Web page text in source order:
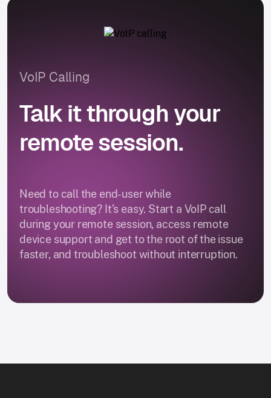
VoIP Calling
Talk it through your
remote session.
Need to call the end-user while
troubleshooting? It’s easy. Start a VoIP call
during your remote session, access remote
device support and get to the root of the issue
faster, and troubleshoot without interruption.